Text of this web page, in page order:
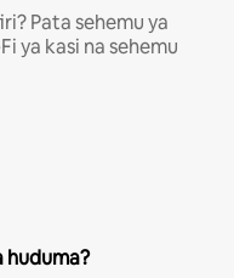
Pata sehemu ya
ya kasi na sehemu